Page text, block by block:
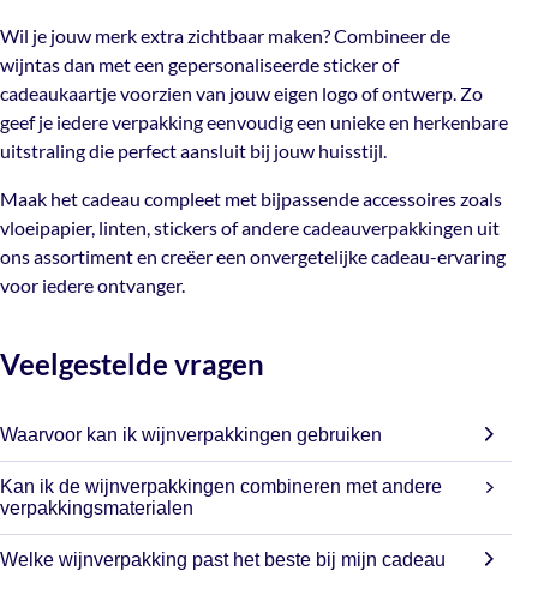
cadeaukaartje voorzien van jouw eigen logo of ontwerp.
Zo geef je iedere verpakking eenvoudig een unieke en
herkenbare uitstraling die perfect aansluit bij jouw
huisstijl.
zoals vloeipapier, linten, stickers of andere
cadeauverpakkingen uit ons assortiment en creëer een
onvergetelijke cadeau-ervaring voor iedere ontvanger.
Wil je jouw merk extra zichtbaar maken? Combineer de
wijntas dan met een gepersonaliseerde sticker of
cadeaukaartje voorzien van jouw eigen logo of ontwerp. Zo
geef je iedere verpakking eenvoudig een unieke en herkenbare
uitstraling die perfect aansluit bij jouw huisstijl.
Maak het cadeau compleet met bijpassende accessoires zoals
vloeipapier, linten, stickers of andere cadeauverpakkingen uit
ons assortiment en creëer een onvergetelijke cadeau-ervaring
voor iedere ontvanger.
Veelgestelde vragen
Waarvoor kan ik wijnverpakkingen gebruiken
Wijnverpakkingen zijn ideaal voor het stijlvol verpakken en
presenteren van wijnflessen als cadeau of relatiegeschenk
Kan ik de wijnverpakkingen combineren met andere
verpakkingsmaterialen
Ja, wijnverpakkingen zijn perfect te combineren met
houtwol, lint, stickers en cadeaukaartjes voor een complete
Welke wijnverpakking past het beste bij mijn cadeau